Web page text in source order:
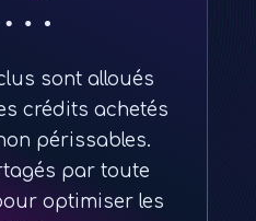
sont alloués
crédits achetés
périssables.
par toute
optimiser les